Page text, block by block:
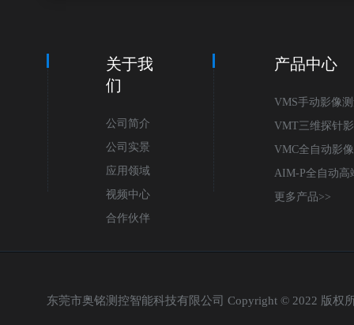
关于我
们
公司简介
公司实景
应用领域
视频中心
合作伙伴
产品中心
VMS手动影像
VMT三维探针
仪
VMC全自动影
AIM-P全自动高
测量仪
更多产品>>
东莞市奥铭测控智能科技有限公司 Copyright © 2022 版